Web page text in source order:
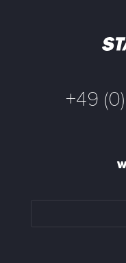
+49